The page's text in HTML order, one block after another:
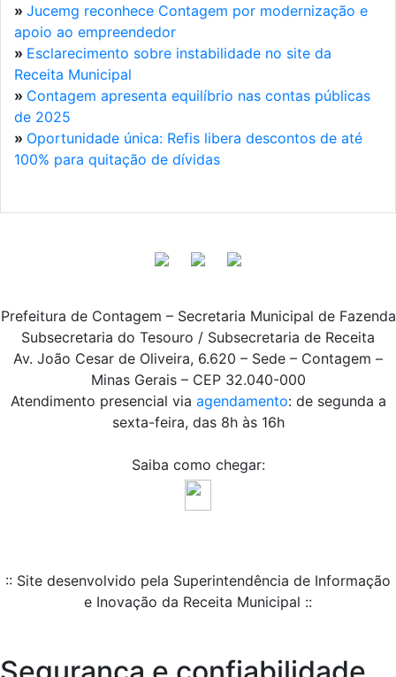
» Jucemg reconhece Contagem por modernização e
apoio ao empreendedor
» Esclarecimento sobre instabilidade no site da
Receita Municipal
» Contagem apresenta equilíbrio nas contas públicas
de 2025
» Oportunidade única: Refis libera descontos de até
100% para quitação de dívidas
Prefeitura de Contagem – Secretaria Municipal de Fazenda
Subsecretaria do Tesouro / Subsecretaria de Receita
Av. João Cesar de Oliveira, 6.620 – Sede – Contagem –
Minas Gerais – CEP 32.040-000
Atendimento presencial via agendamento: de segunda a
sexta-feira, das 8h às 16h
Saiba como chegar:
:: Site desenvolvido pela Superintendência de Informação
e Inovação da Receita Municipal ::